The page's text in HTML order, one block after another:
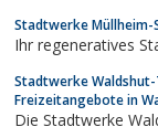
Stadtwerke Müllheim-
Ihr regeneratives
Stadtwerke
Freizeitangebote in
Die Stadtwerke